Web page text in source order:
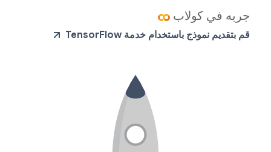
جربه في كولاب
قم بتقديم نموذج باستخدام خدمة TensorFlow